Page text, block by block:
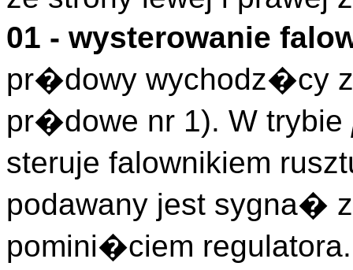
01 - wysterowanie
pr�dowy wychodz�cy
pr�dowe nr 1). W trybie
steruje falownikiem
podawany jest sygna�
pomini�ciem